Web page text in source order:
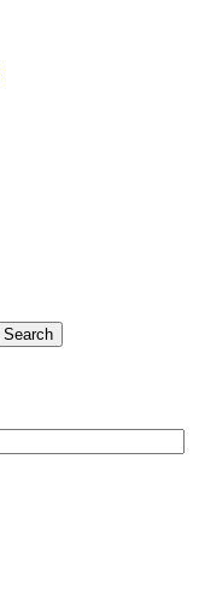
Search